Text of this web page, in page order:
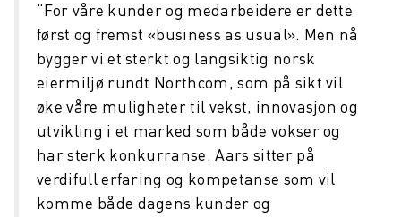
“For våre kunder og medarbeidere er dette
først og fremst «business as usual». Men nå
bygger vi et sterkt og langsiktig norsk
eiermiljø rundt Northcom, som på sikt vil
øke våre muligheter til vekst, innovasjon og
utvikling i et marked som både vokser og
har sterk konkurranse. Aars sitter på
verdifull erfaring og kompetanse som vil
komme både dagens kunder og